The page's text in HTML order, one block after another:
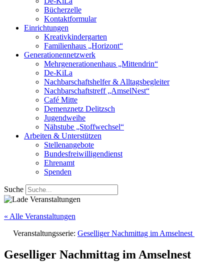
Bücherzelle
Kontaktformular
Einrichtungen
Kreativkindergarten
Familienhaus „Horizont“
Generationennetzwerk
Mehrgenerationenhaus „Mittendrin“
De-KiLa
Nachbarschaftshelfer & Alltagsbegleiter
Nachbarschaftstreff „AmselNest“
Café Mitte
Demenznetz Delitzsch
Jugendweihe
Nähstube „Stoffwechsel“
Arbeiten & Unterstützen
Stellenangebote
Bundesfreiwilligendienst
Ehrenamt
Spenden
Suche
« Alle Veranstaltungen
Veranstaltungsserie: Geselliger Nachmittag im Amselnest
Geselliger Nachmittag im Amselnest